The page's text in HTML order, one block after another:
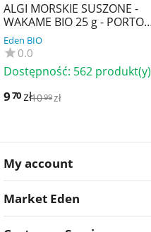
ALGI MORSKIE SUSZONE -
WAKAME BIO 25 g - PORTO
MUINOS
Eden BIO
0.0
Dostępność: 562 produkt(y)
970zł1099zł
My account
Market Eden